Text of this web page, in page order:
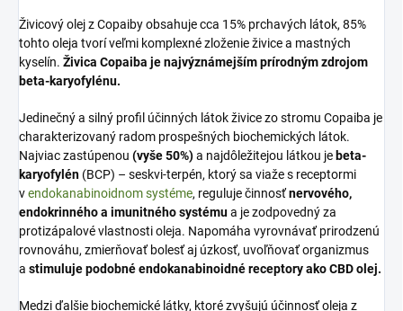
Živicový olej z Copaiby obsahuje cca 15% prchavých látok, 85%
tohto oleja tvorí veľmi komplexné zloženie živice a mastných
kyselín. Živica Copaiba je najvýznámejším prírodným zdrojom
beta-karyofylénu.
Jedinečný a silný profil účinných látok živice zo stromu Copaiba je
charakterizovaný radom prospešných biochemických látok.
Najviac zastúpenou (vyše 50%)a najdôležitejou látkou je beta-
karyofylén (BCP) – seskvi-terpén, ktorý sa viaže s receptormi
vendokanabinoidnom systéme, reguluje činnosťnervového,
endokrinného a imunitného systémua je zodpovedný za
protizápalové vlastnosti oleja. Napomáha vyrovnávať prirodzenú
rovnováhu, zmierňovať bolesť aj úzkosť, uvoľňovať organizmus
a stimuluje podobné endokanabinoidné receptory ako CBD olej.
Medzi ďalšie biochemické látky, ktoré zvyšujú účinnosť oleja z